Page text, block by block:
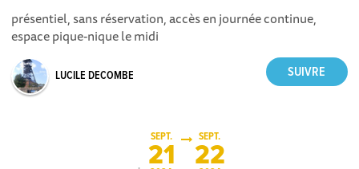
présentiel, sans réservation, accès en journée continue,
espace pique-nique le midi
LUCILE DECOMBE
SEPT.
21
SEPT.
22